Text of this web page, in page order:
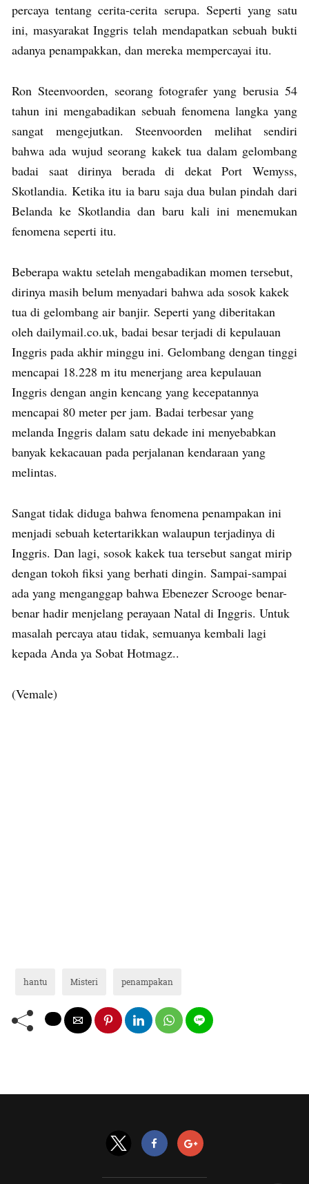
percaya tentang cerita-cerita serupa. Seperti yang satu
ini, masyarakat Inggris telah mendapatkan sebuah bukti
adanya penampakkan, dan mereka mempercayai itu.
Ron Steenvoorden, seorang fotografer yang berusia 54
tahun ini mengabadikan sebuah fenomena langka yang
sangat mengejutkan. Steenvoorden melihat sendiri
bahwa ada wujud seorang kakek tua dalam gelombang
badai saat dirinya berada di dekat Port Wemyss,
Skotlandia. Ketika itu ia baru saja dua bulan pindah dari
Belanda ke Skotlandia dan baru kali ini menemukan
fenomena seperti itu.
Beberapa waktu setelah mengabadikan momen tersebut,
dirinya masih belum menyadari bahwa ada sosok kakek
tua di gelombang air banjir. Seperti yang diberitakan
oleh dailymail.co.uk, badai besar terjadi di kepulauan
Inggris pada akhir minggu ini. Gelombang dengan tinggi
mencapai 18.228 m itu menerjang area kepulauan
Inggris dengan angin kencang yang kecepatannya
mencapai 80 meter per jam. Badai terbesar yang
melanda Inggris dalam satu dekade ini menyebabkan
banyak kekacauan pada perjalanan kendaraan yang
melintas.
Sangat tidak diduga bahwa fenomena penampakan ini
menjadi sebuah ketertarikkan walaupun terjadinya di
Inggris. Dan lagi, sosok kakek tua tersebut sangat mirip
dengan tokoh fiksi yang berhati dingin. Sampai-sampai
ada yang menganggap bahwa Ebenezer Scrooge benar-
benar hadir menjelang perayaan Natal di Inggris. Untuk
masalah percaya atau tidak, semuanya kembali lagi
kepada Anda ya Sobat Hotmagz..
(Vemale)
hantu Misteri penampakan